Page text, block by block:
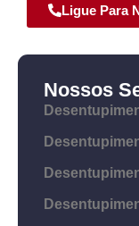
Ligue Para
Nossos